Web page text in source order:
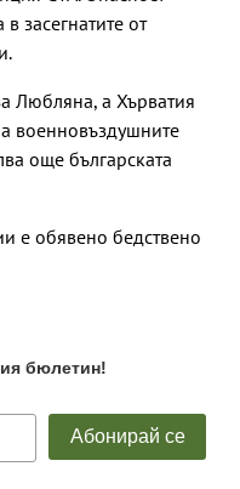
засегнатите от
Любляна, а Хърватия
военновъздушните
още българската
е обявено бедствено